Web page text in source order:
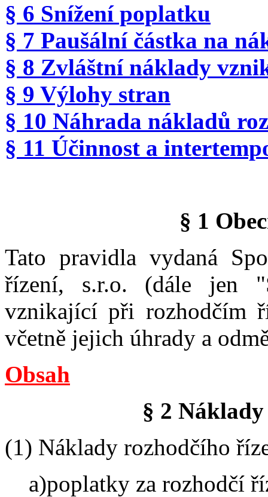
§ 6 Snížení poplatku
§ 7 Paušální částka na
§ 8 Zvláštní náklady
§ 9 Výlohy stran
§ 10 Náhrada nákladů
§ 11 Účinnost a
§ 1
Tato pravidla vydaná
řízení, s.r.o. (dále jen
vznikající při rozhodčím
včetně jejich úhrady a
Obsah
§ 2
(1) Náklady rozhodčího
a)poplatky za rozhodčí